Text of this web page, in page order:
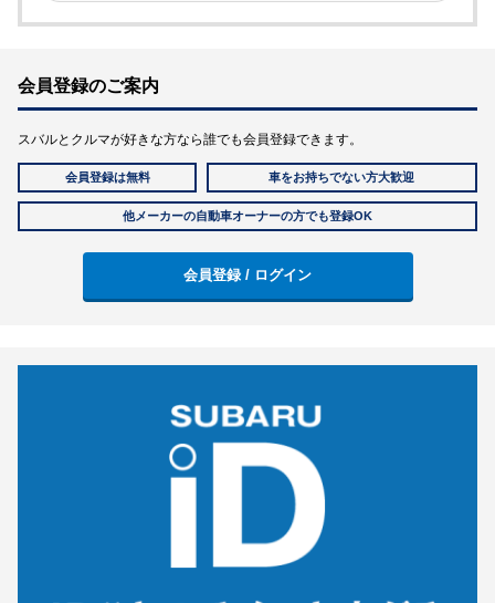
会員登録のご案内
スバルとクルマが好きな方なら誰でも会員登録できます。
会員登録は無料 車をお持ちでない方大歓迎
他メーカーの自動車オーナーの方でも登録OK
会員登録 / ログイン